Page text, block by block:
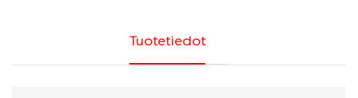
Tuotetiedot